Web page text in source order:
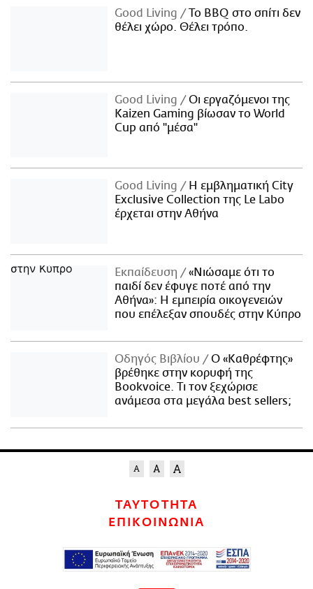
Good Living
Το BBQ στο σπίτι δεν
θέλει χώρο. Θέλει τρόπο.
Good Living
Οι εργαζόμενοι της
Kaizen Gaming βίωσαν το World
Cup από "μέσα"
Good Living
Η εμβληματική City
Exclusive Collection της Le Labo
έρχεται στην Αθήνα
Εκπαίδευση
«Νιώσαμε ότι το
παιδί δεν έφυγε ποτέ από την
Αθήνα»: Η εμπειρία οικογενειών
που επέλεξαν σπουδές στην Κύπρο
Οδηγός Βιβλίου
Ο «Καθρέφτης»
βρέθηκε στην κορυφή της
Bookvoice. Τι τον ξεχώρισε
ανάμεσα στα μεγάλα best sellers;
ΤΑΥΤΟΤΗΤΑ
ΕΠΙΚΟΙΝΩΝΙΑ